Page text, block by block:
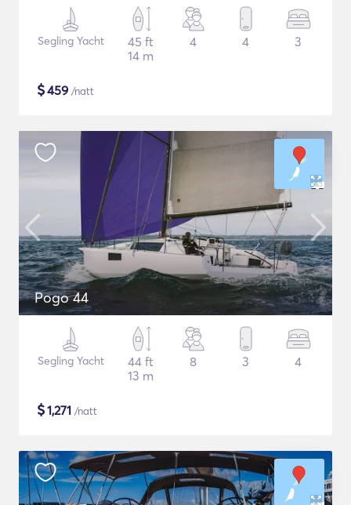
Segling Yacht
45 ft
14 m
4 4 3
$459 /natt
Pogo 44
Segling Yacht
44 ft
13 m
8 3 4
$1,271 /natt